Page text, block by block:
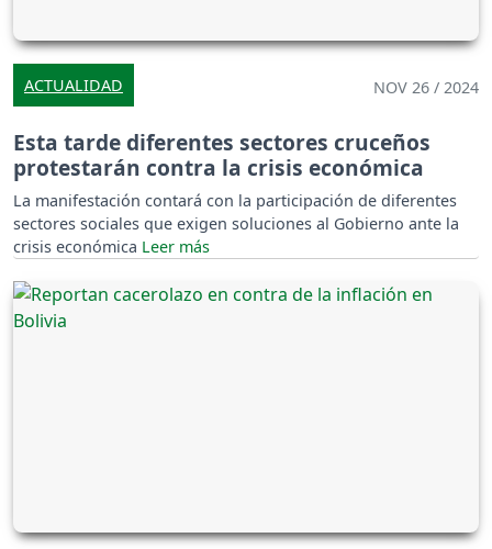
ACTUALIDAD NOV 26 / 2024
Esta tarde diferentes sectores cruceños
protestarán contra la crisis económica
La manifestación contará con la participación de diferentes
sectores sociales que exigen soluciones al Gobierno ante la
crisis económica